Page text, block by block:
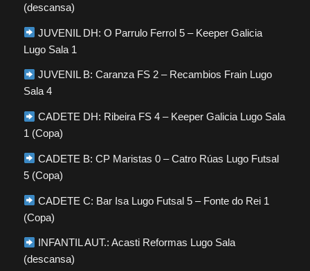
(descansa)
JUVENIL DH: O Parrulo Ferrol 5 – Keeper Galicia
Lugo Sala 1
JUVENIL B: Caranza FS 2 – Recambios Frain Lugo
Sala 4
CADETE DH: Ribeira FS 4 – Keeper Galicia Lugo Sala
1 (Copa)
CADETE B: CP Maristas 0 – Catro Rúas Lugo Futsal
5 (Copa)
CADETE C: Bar Isa Lugo Futsal 5 – Fonte do Rei 1
(Copa)
INFANTIL AUT.: Acasti Reformas Lugo Sala
(descansa)